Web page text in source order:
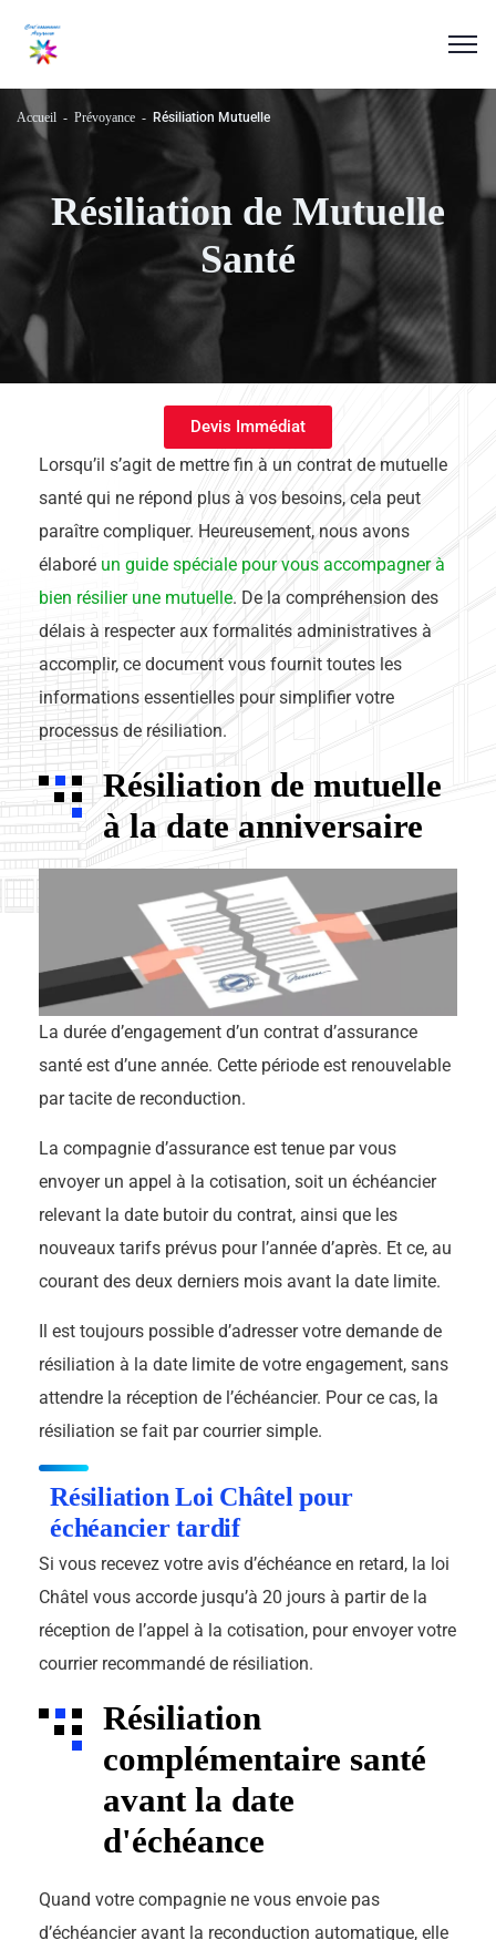
Résiliation de Mutuelle
Santé
Accueil Prévoyance Résiliation Mutuelle
Devis Immédiat
Lorsqu’il s’agit de mettre fin à un contrat de mutuelle
santé qui ne répond plus à vos besoins, cela peut
paraître compliquer. Heureusement, nous avons
élaboré un guide spéciale pour vous accompagner à
bien résilier une mutuelle. De la compréhension des
délais à respecter aux formalités administratives à
accomplir, ce document vous fournit toutes les
informations essentielles pour simplifier votre
processus de résiliation.
Résiliation de mutuelle
à la date anniversaire
La durée d’engagement d’un contrat d’assurance
santé est d’une année. Cette période est renouvelable
par tacite de reconduction.
La compagnie d’assurance est tenue par vous
envoyer un appel à la cotisation, soit un échéancier
relevant la date butoir du contrat, ainsi que les
nouveaux tarifs prévus pour l’année d’après. Et ce, au
courant des deux derniers mois avant la date limite.
Il est toujours possible d’adresser votre demande de
résiliation à la date limite de votre engagement, sans
attendre la réception de l’échéancier. Pour ce cas, la
résiliation se fait par courrier simple.
Résiliation Loi Châtel pour
échéancier tardif
Si vous recevez votre avis d’échéance en retard, la loi
Châtel vous accorde jusqu’à 20 jours à partir de la
réception de l’appel à la cotisation, pour envoyer votre
courrier recommandé de résiliation.
Résiliation
complémentaire santé
avant la date
d'échéance
Quand votre compagnie ne vous envoie pas
d’échéancier avant la reconduction automatique, elle